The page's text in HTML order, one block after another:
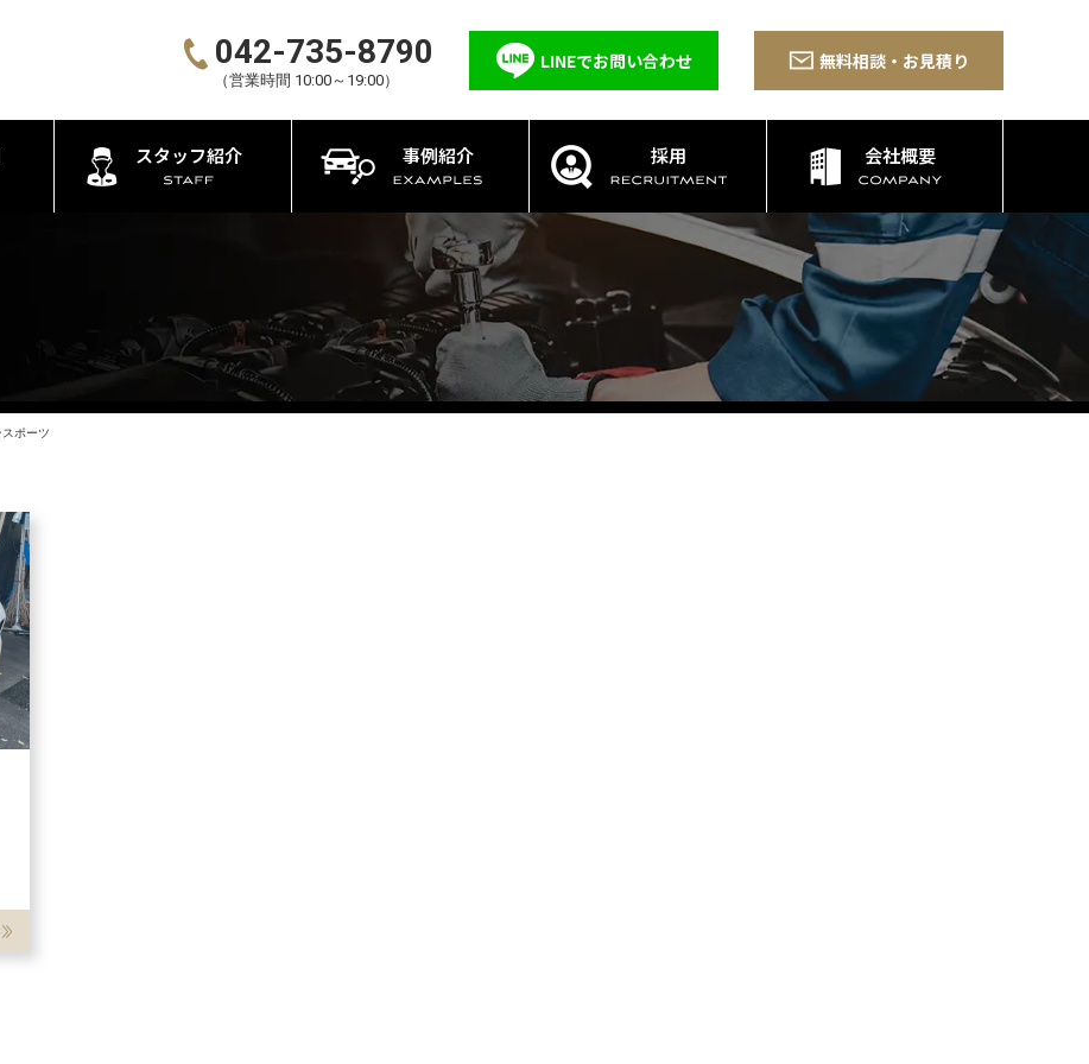
042-735-8790
（営業時間 10:00～19:00）
LINEでお問い合わせ 無料相談・お見積り
スタッフ紹介 事例紹介 採用 会社概要
ポーツ